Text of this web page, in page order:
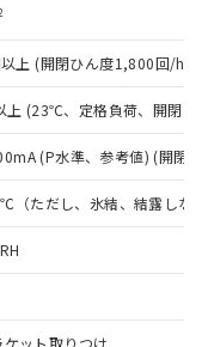
上 (開閉ひん度1,800回/h)
上 (23℃、定格負荷、開閉ひ
(P水準、参考値) (開閉
（ただし、氷結、結露しな
ケット取りつけ
準価格はお客
様担当のオ
当社販売員に
や当社販売拠
」をご確認
結果を当社の
。
ト作成サー
は、I-Web
ている必要が
エチルヘキシ
フタル酸ブチ
ソブチル
御機器に対する
閾値を超える意
。
より、予定
フェニルエーテ
フタル酸ジ
ブチルベンジ
)) : 1000ppm
すべてが基
いて有害物
刻な影響を
場合は、完
輸出されな
す。
、ミサイ
またはその他
装置等に一切
者に販売する
3の内容を当
た当社は、
る関係者が違
場合は、取
が在庫あり
状況につ
取引先、ま
ムロン制御
売員にご確
庫状況の
い機種